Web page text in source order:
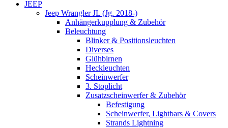
JEEP
Jeep Wrangler JL (Jg. 2018-)
Anhängerkupplung & Zubehör
Beleuchtung
Blinker & Positionsleuchten
Diverses
Glühbirnen
Heckleuchten
Scheinwerfer
3. Stoplicht
Zusatzscheinwerfer & Zubehör
Befestigung
Scheinwerfer, Lightbars & Covers
Strands Lightning